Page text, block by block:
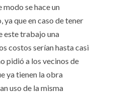
modo se hace un
que en caso de tener
este trabajo una
costos serían hasta casi
pidió a los vecinos de
ya tienen la obra
uso de la misma